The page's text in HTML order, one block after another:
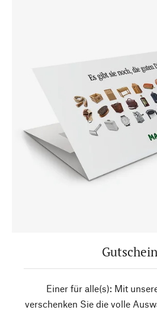
Einer für alle(s): Mit
verschenken Sie die volle